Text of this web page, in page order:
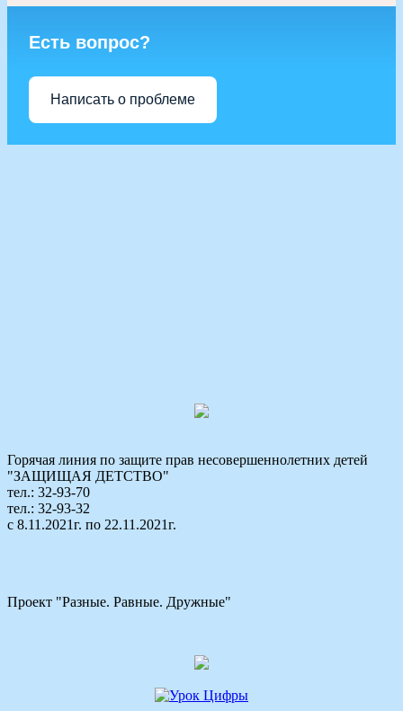
Есть вопрос?
Написать о проблеме
Горячая линия по защите прав несовершеннолетних детей
"ЗАЩИЩАЯ ДЕТСТВО"
тел.: 32-93-70
тел.: 32-93-32
с 8.11.2021г. по 22.11.2021г.
Проект "Разные. Равные. Дружные"